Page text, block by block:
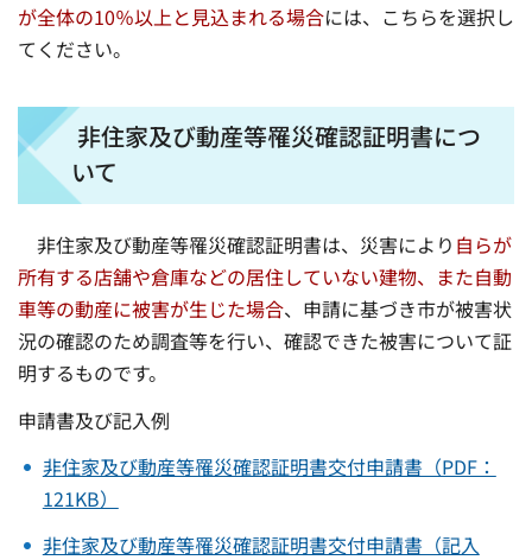
が全体の10％以上と見込まれる場合には、こちらを選択し
てください。
非住家及び動産等罹災確認証明書につ
いて
非住家及び動産等罹災確認証明書は、災害により 自らが
所有する店舗や倉庫などの居住していない建物、また自動
車等の動産に被害が生じた場合、申請に基づき市が被害状
況の確認のため調査等を行い、確認できた被害について証
明するものです。
申請書及び記入例
非住家及び動産等罹災確認証明書交付申請書（PDF：
121KB）
非住家及び動産等罹災確認証明書交付申請書（記入